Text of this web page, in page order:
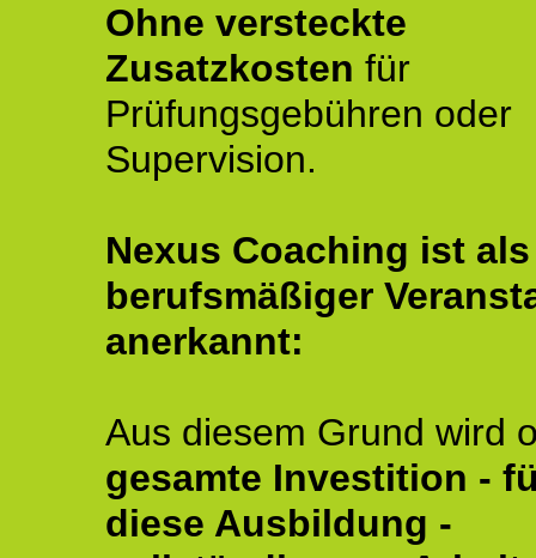
Ohne versteckte
Zusatzkosten für
Prüfungsgebühren oder
Supervision.
Nexus Coaching ist als
berufsmäßiger
anerkannt:
Aus diesem Grund wird
gesamte Investition -
diese Ausbildung -